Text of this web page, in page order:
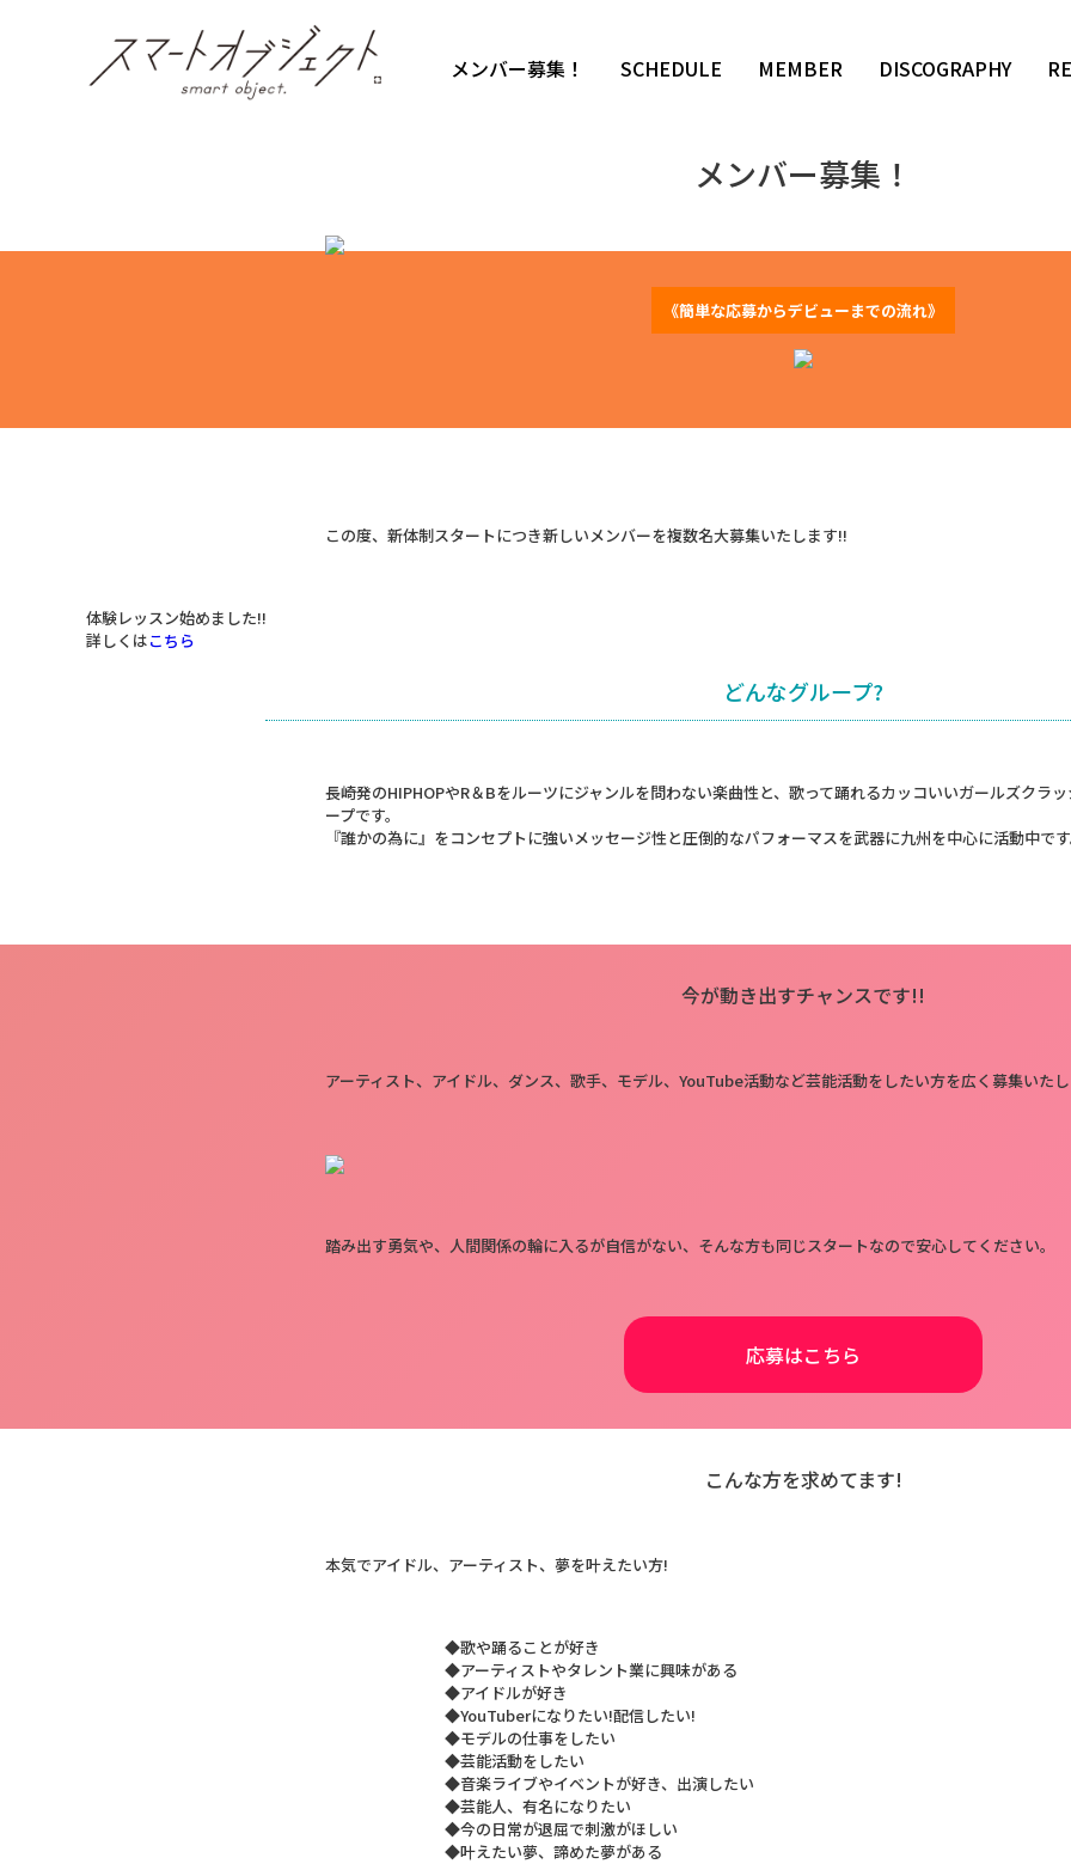
メンバー募集！ SCHEDULE MEMBER DISCOGRAPHY
メンバー募集！
《簡単な応募からデビューまでの流れ》
この度、新体制スタートにつき新しいメンバーを複数名大募集いたします!!
体験レッスン始めました!!
詳しくはこちら
どんなグループ?
長崎発のHIPHOPやR＆Bをルーツにジャンルを問わない楽曲性と、歌って踊れるカッコいいガールズクラ
ープです。
『誰かの為に』をコンセプトに強いメッセージ性と圧倒的なパフォーマスを武器に九州を中心に活動中で
今が動き出すチャンスです!!
アーティスト、アイドル、ダンス、歌手、モデル、YouTube活動など芸能活動をしたい方を広く募集いた
踏み出す勇気や、人間関係の輪に入るが自信がない、そんな方も同じスタートなので安心してください。
応募はこちら
こんな方を求めてます!
本気でアイドル、アーティスト、夢を叶えたい方!
◆歌や踊ることが好き
◆アーティストやタレント業に興味がある
◆アイドルが好き
◆YouTuberになりたい!配信したい!
◆モデルの仕事をしたい
◆芸能活動をしたい
◆音楽ライブやイベントが好き、出演したい
◆芸能人、有名になりたい
◆今の日常が退屈で刺激がほしい
◆叶えたい夢、諦めた夢がある